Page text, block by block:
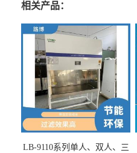
相关产品：
LB-9110系列单人、双人、三